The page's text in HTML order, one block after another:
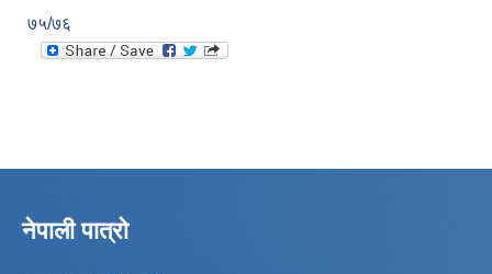
७५/७६
नेपाली पात्रो